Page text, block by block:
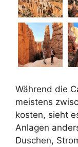
Während die
meistens
kosten, sieht
Anlagen
Duschen,